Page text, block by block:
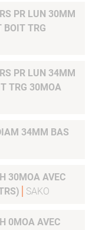
PR LUN 30MM
BOIT TRG
PR LUN 34MM
TRG 30MOA
34MM BAS
30MOA AVEC
SAKO
0MOA AVEC